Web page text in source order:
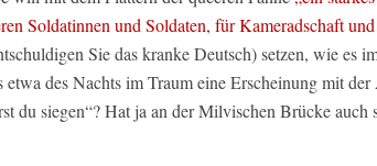
Soldatinnen und Soldaten, für Kameradschaft
Sie das kranke Deutsch) setzen, wie es
etwa des Nachts im Traum eine Erscheinung mit
du siegen“? Hat ja an der Milvischen Brücke auch